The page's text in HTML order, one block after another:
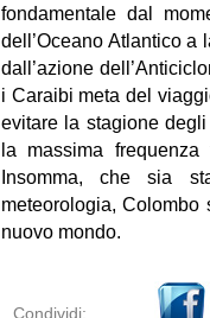
fondamentale dal
dell’Oceano Atlantico a
dall’azione
i Caraibi meta del
evitare la stagione
la massima
Insomma, che sia
meteorologia,
nuovo mondo.
Condividi: